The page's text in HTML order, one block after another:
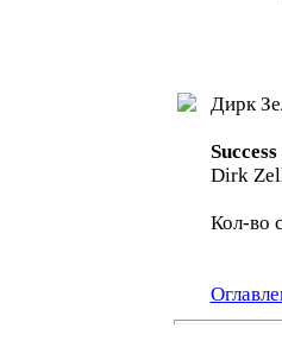
Дирк
Dirk
Кол-во